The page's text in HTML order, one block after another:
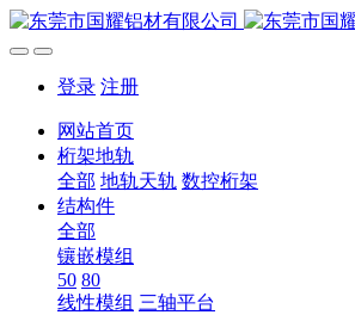
登录 注册
网站首页
桁架地轨
全部 地轨天轨 数控桁架
结构件
全部
镶嵌模组
50 80
线性模组 三轴平台